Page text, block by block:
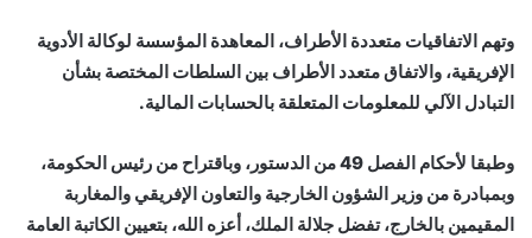
وتهم الاتفاقيات متعددة الأطراف، المعاهدة المؤسسة لوكالة الأدوية
الإفريقية، والاتفاق متعدد الأطراف بين السلطات المختصة بشأن
التبادل الآلي للمعلومات المتعلقة بالحسابات المالية.
وطبقا لأحكام الفصل 49 من الدستور، وباقتراح من رئيس الحكومة،
وبمبادرة من وزير الشؤون الخارجية والتعاون الإفريقي والمغاربة
المقيمين بالخارج، تفضل جلالة الملك، أعزه الله، بتعيين الكاتبة العامة